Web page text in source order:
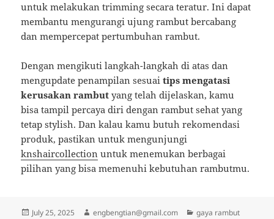
untuk melakukan trimming secara teratur. Ini dapat
membantu mengurangi ujung rambut bercabang
dan mempercepat pertumbuhan rambut.
Dengan mengikuti langkah-langkah di atas dan
mengupdate penampilan sesuaitips mengatasi
kerusakan rambut yang telah dijelaskan, kamu
bisa tampil percaya diri dengan rambut sehat yang
tetap stylish. Dan kalau kamu butuh rekomendasi
produk, pastikan untuk mengunjungi
knshaircollection untuk menemukan berbagai
pilihan yang bisa memenuhi kebutuhan rambutmu.
Posted
July 25, 2025 Author
engbengtian@gmail.com Categories
gaya rambut